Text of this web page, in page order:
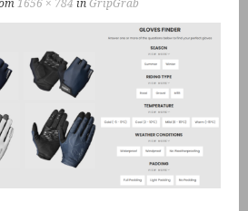
1656 × 784 inGripGrab